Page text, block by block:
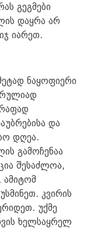
გეგმები
დაყრა არ
იარეთ.
ნაყოფიერი
და
დღეა.
გამოჩენაა
შესაძლოა,
კვირის
უქმე
ხელსაყრელ